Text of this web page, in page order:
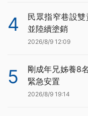
4
民眾指窄巷設
並陸續塗銷
2026/8/9 12:09
5
剛成年兄姊養8
緊急安置
2026/8/9 19:14